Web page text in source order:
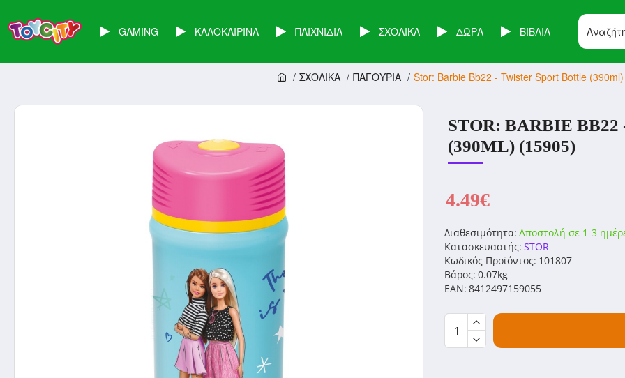
GAMING ΚΑΛΟΚΑΙΡΙΝΑ ΠΑΙΧΝΙΔΙΑ ΣΧΟΛΙΚΑ ΔΩΡΑ ΒΙΒΛΙΑ
ΣΧΟΛΙΚΑ ΠΑΓΟΥΡΙΑ Stor: Barbie Bb22 - Twister Sport Bottle
STOR: BARBIE
(390ML) (15905)
Διαθεσιμότητα: Αποστολή σε 1-3
Κατασκευαστής: STOR
Κωδικός Προϊόντος: 101807
Βάρος: 0.07kg
EAN: 8412497159055
4.49€